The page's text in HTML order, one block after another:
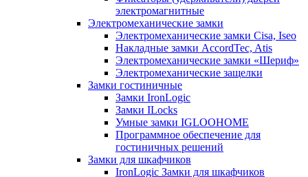
электромагнитные
Электромеханические замки
Электромеханические замки Cisa, Iseo
Накладные замки AccordTec, Atis
Электромеханические замки «Шериф»
Электромеханические защелки
Замки гостиничные
Замки IronLogic
Замки ILocks
Умные замки IGLOOHOME
Программное обеспечение для
гостиничных решений
Замки для шкафчиков
IronLogic Замки для шкафчиков